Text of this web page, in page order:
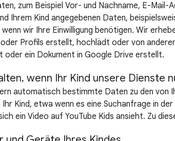
zum Beispiel Vor- und Nachname, E-Mail-
Ihrem Kind angegebenen Daten,
wir Ihre Einwilligung benötigen. Wir
Profils erstellt, hochlädt oder von
ein Dokument in Google Drive erstellt.
wenn Ihr Kind unsere Dienste
automatisch bestimmte Daten zu den von
Kind, etwa wenn es eine Suchanfrage in
ein Video auf YouTube Kids ansieht. Zu